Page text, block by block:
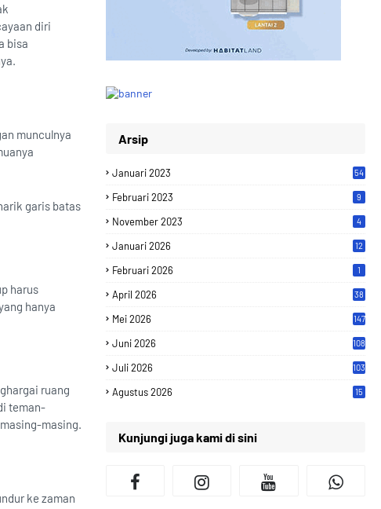
diri
bisa
munculnya
garis batas
harus
hanya
ruang
teman-
masing.
ke zaman
Arsip
Januari 2023 54
Februari 2023 9
November 2023 4
Januari 2026 12
Februari 2026 1
April 2026 38
Mei 2026 147
Juni 2026 108
Juli 2026 103
Agustus 2026 15
Kunjungi juga kami di sini